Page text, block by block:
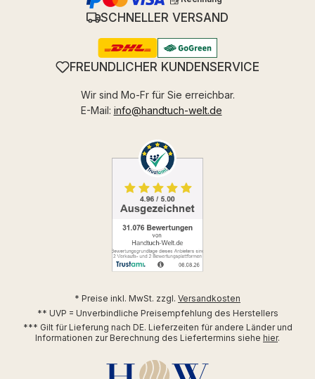
SCHNELLER VERSAND
FREUNDLICHER KUNDENSERVICE
Wir sind Mo-Fr für Sie erreichbar.
E-Mail: info@handtuch-welt.de
* Preise inkl. MwSt. zzgl. Versandkosten
** UVP = Unverbindliche Preisempfehlung des Herstellers
*** Gilt für Lieferung nach DE. Lieferzeiten für andere Länder und
Informationen zur Berechnung des Liefertermins siehe hier.